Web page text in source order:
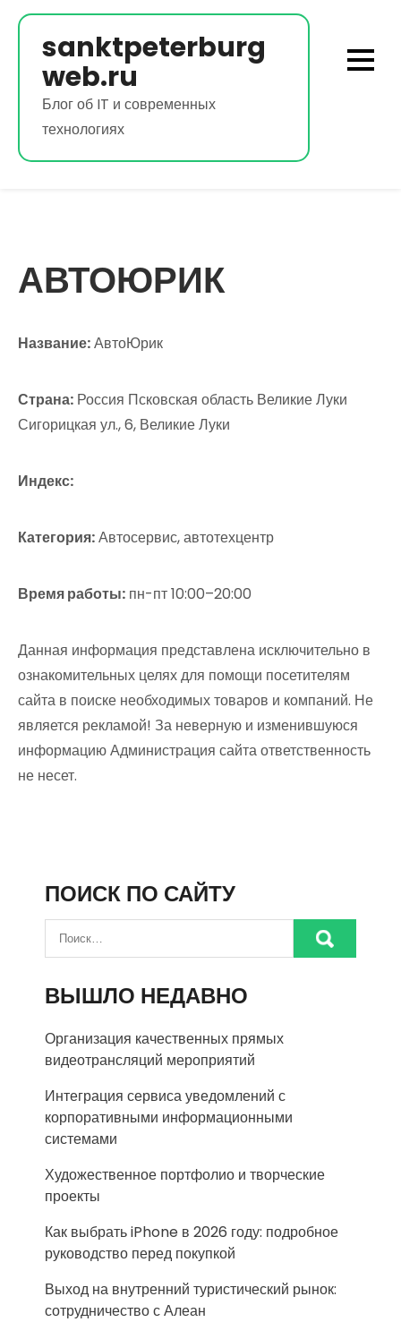
Перейти
содержимому
sanktpeterburg
web.ru
Блог об IT и современных
технологиях
АВТОЮРИК
Название:АвтоЮрик
Страна: Россия Псковская область Великие Луки
Сигорицкая ул., 6, Великие Луки
Индекс:
Категория:Автосервис, автотехцентр
Время работы: пн-пт 10:00–20:00
Данная информация представлена исключительно в
ознакомительных целях для помощи посетителям
сайта в поиске необходимых товаров и компаний. Не
является рекламой! За неверную и изменившуюся
информацию Администрация сайта ответственность
не несет.
ПОИСК ПО САЙТУ
ВЫШЛО НЕДАВНО
Организация качественных прямых
видеотрансляций мероприятий
Интеграция сервиса уведомлений с
корпоративными информационными
системами
Художественное портфолио и творческие
проекты
Как выбрать iPhone в 2026 году: подробное
руководство перед покупкой
Выход на внутренний туристический рынок:
сотрудничество с Алеан